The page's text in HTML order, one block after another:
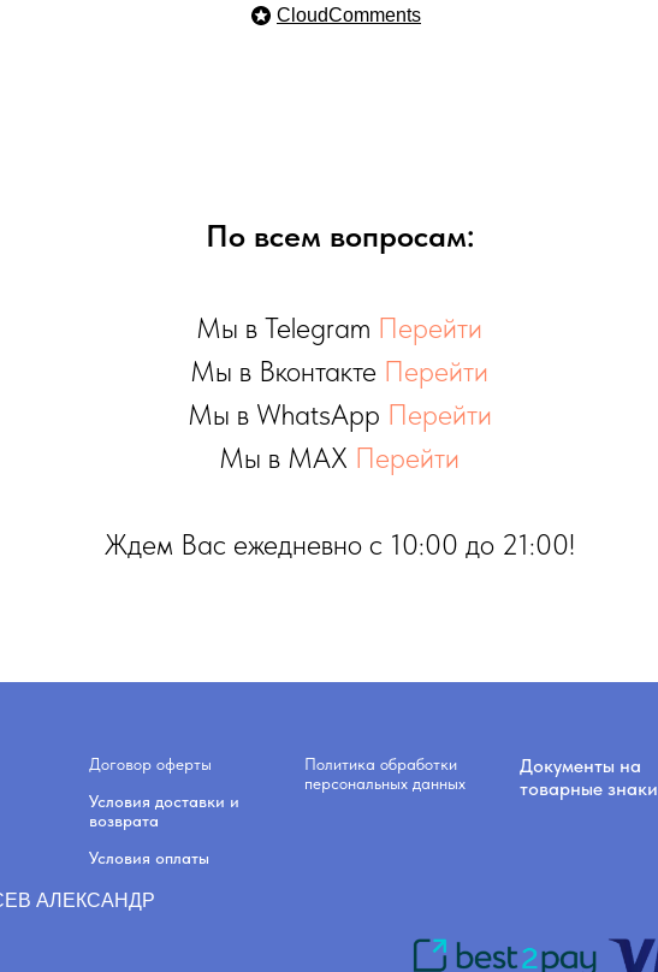
CloudComments
По всем вопросам:
Мы в Telegram Перейти
Мы в Вконтакте Перейти
Мы в WhatsApp Перейти
Мы в MAX Перейти
Ждем Вас ежедневно с 10:00 до 21:00!
Договор оферты
Условия доставки и
возврата
Условия оплаты
Политика обработки
персональных данных
Документы на
товарные знаки
АЛЕКСАНДР